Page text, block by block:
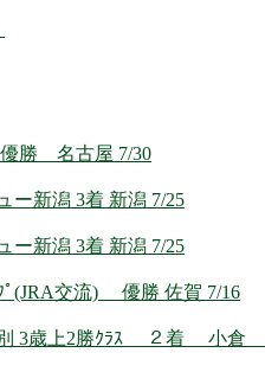
優勝 名古屋 7/30
ー新潟 3着 新潟 7/25
ー新潟 3着 新潟 7/25
ﾟ(JRA交流) 優勝 佐賀 7/16
別 3歳上2勝ｸﾗｽ ２着 小倉